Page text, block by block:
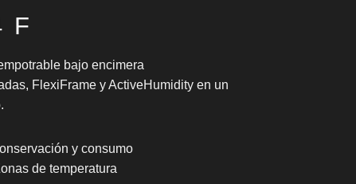
F
bajo encimera
FlexiFrame y ActiveHumidity en un
y consumo
de temperatura